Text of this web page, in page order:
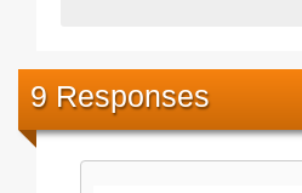
Rugby Riviera Fauteuil
9 Responses